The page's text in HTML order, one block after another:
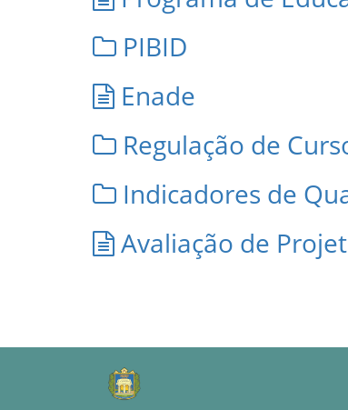
PIBID
Enade
Regulação de
Indicadores de
Avaliação de